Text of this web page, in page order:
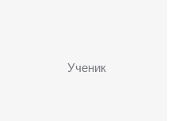
Ученик